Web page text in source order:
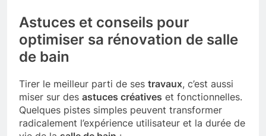
Astuces et conseils pour
optimiser sa rénovation de salle
de bain
Tirer le meilleur parti de ses travaux, c’est aussi
miser sur des astuces créatives et fonctionnelles.
Quelques pistes simples peuvent transformer
radicalement l’expérience utilisateur et la durée de